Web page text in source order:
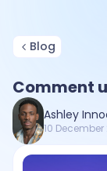
Blog
Comment
Ashley
10 December